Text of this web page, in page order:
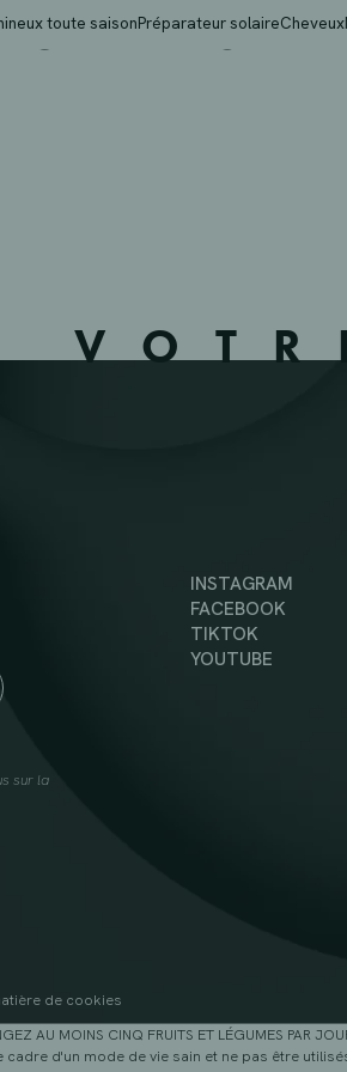
toute saisonPréparateur solaireCheveux
sur la
INSTAGRAM
FACEBOOK
TIKTOK
YOUTUBE
de cookies
AU MOINS CINQ FRUITS ET LÉGUMES PAR
d'un mode de vie sain et ne pas être